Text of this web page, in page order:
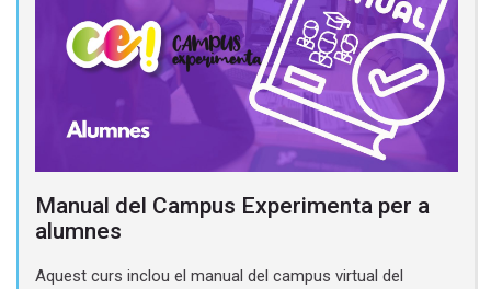
Manual del Campus Experimenta per a
alumnes
Aquest curs inclou el manual del campus virtual del